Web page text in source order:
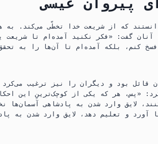
که از شریعت خدا تخطّی می‌کند.‏ به
گفت:‏ «فکر نکنید آمده‌ام تا شریعت
کنم،‏ بلکه آمده‌ام تا آن‌ها را به
قائل بود و دیگران را نیز ترغیب
«پس،‏ هر که یکی از کوچک‌ترینِ این
لایق وارد شدن به پادشاهی آسمان‌ها
و تعلیم دهد،‏ لایق وارد شدن به